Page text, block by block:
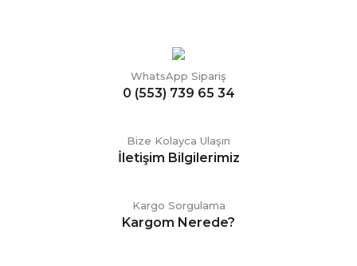
WhatsApp Sipariş
0 (553) 739 65 34
Bize Kolayca Ulaşın
İletişim Bilgilerimiz
Kargo Sorgulama
Kargom Nerede?